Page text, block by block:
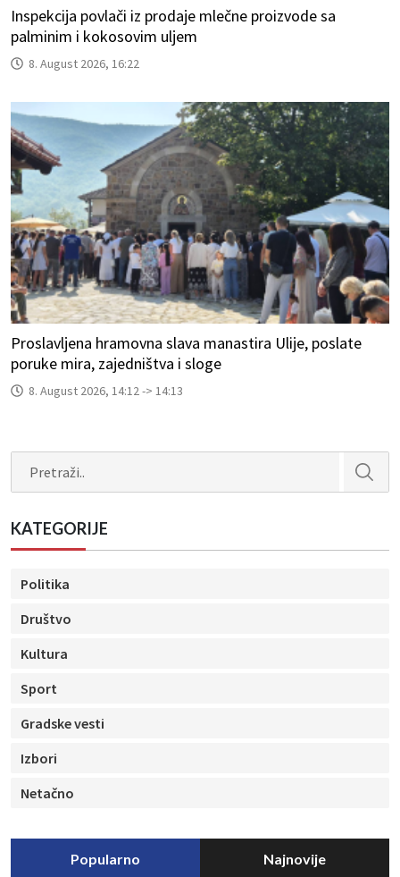
Inspekcija povlači iz prodaje mlečne proizvode sa
palminim i kokosovim uljem
8. August 2026, 16:22
Proslavljena hramovna slava manastira Ulije, poslate
poruke mira, zajedništva i sloge
8. August 2026, 14:12 -> 14:13
KATEGORIJE
Politika
Društvo
Kultura
Sport
Gradske vesti
Izbori
Netačno
Popularno Najnovije